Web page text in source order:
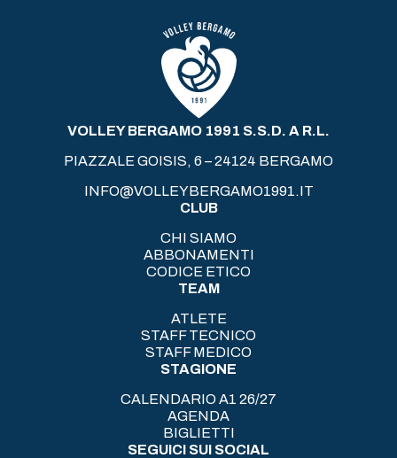
VOLLEY BERGAMO 1991 S.S.D. A R.L.
PIAZZALE GOISIS, 6 – 24124 BERGAMO
INFO@VOLLEYBERGAMO1991.IT
CLUB
CHI SIAMO
ABBONAMENTI
CODICE ETICO
TEAM
ATLETE
STAFF TECNICO
STAFF MEDICO
STAGIONE
CALENDARIO A1 26/27
AGENDA
BIGLIETTI
SEGUICI SUI SOCIAL